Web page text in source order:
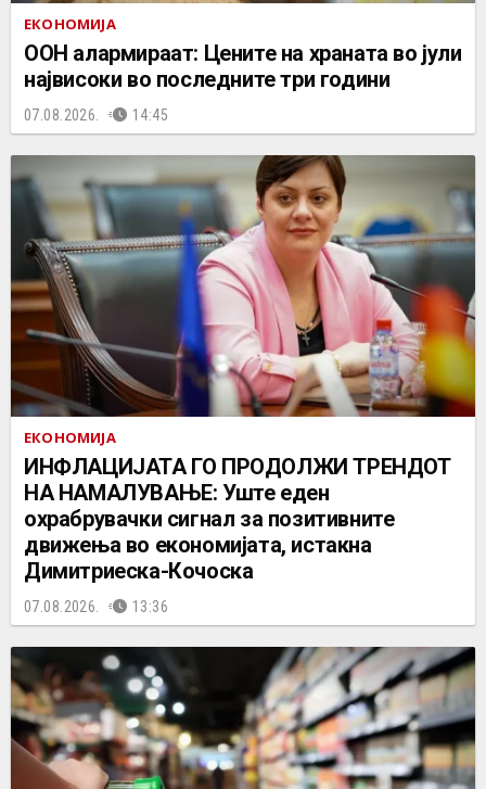
ЕКОНОМИЈА
ООН алармираат: Цените на храната во јули
највисоки во последните три години
07.08.2026. 14:45
ЕКОНОМИЈА
ИНФЛАЦИЈАТА ГО ПРОДОЛЖИ ТРЕНДОТ
НА НАМАЛУВАЊЕ: Уште еден
охрабрувачки сигнал за позитивните
движења во економијата, истакна
Димитриеска-Кочоска
07.08.2026. 13:36